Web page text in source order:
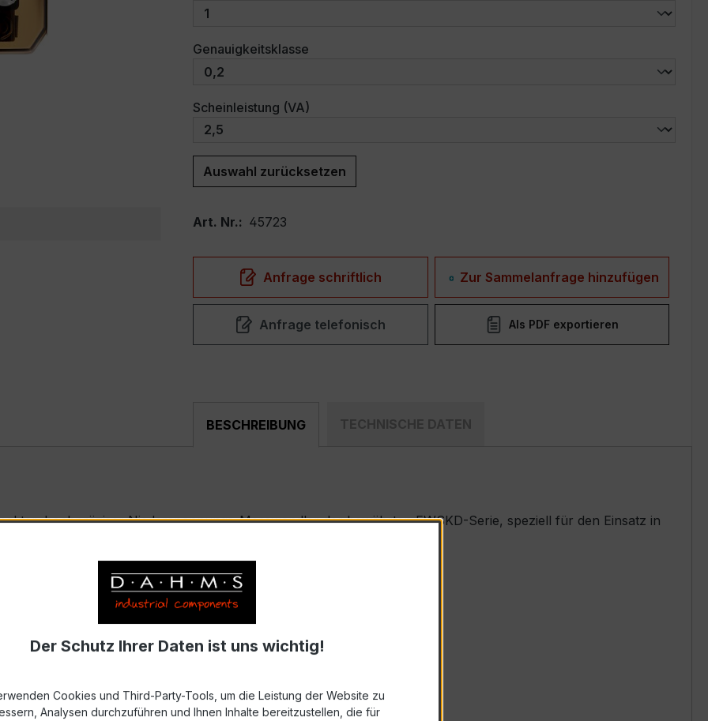
Genauigkeitsklasse
Scheinleistung (VA)
Auswahl zurücksetzen
Art. Nr.: 45723
Anfrage schriftlich Zur Sammelanfrage hinzufügen
Anfrage telefonisch Als PDF exportieren
BESCHREIBUNG TECHNISCHE DATEN
hochpräziser Niederspannungs-Messwandler der bewährten EWSKD-Serie, speziell für den Einsatz in
Mess- und Überwachungssystemen entwickelt.
31.8
150 A pro Phase, Sekundärnennstrom 1 A)
bzw. DIN EN 61869-2)
Fensteröffnung ca. 31 × 8 mm
Der Schutz Ihrer Daten ist uns wichtig!
Cookies und Third-Party-Tools, um die Leistung der Website zu
Analysen durchzuführen und Ihnen Inhalte bereitzustellen, die für